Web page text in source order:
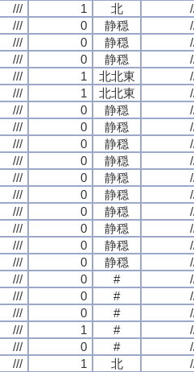
/// 1 北
/// 0 静穏
/// 0 静穏
/// 0 静穏
/// 1 北北東
/// 1 北北東
/// 0 静穏
/// 0 静穏
/// 0 静穏
/// 0 静穏
/// 0 静穏
/// 0 静穏
/// 0 静穏
/// 0 静穏
/// 0 静穏
/// 0 静穏
/// 0 #
/// 0 #
/// 0 #
/// 1 #
/// 0 #
/// 1 北